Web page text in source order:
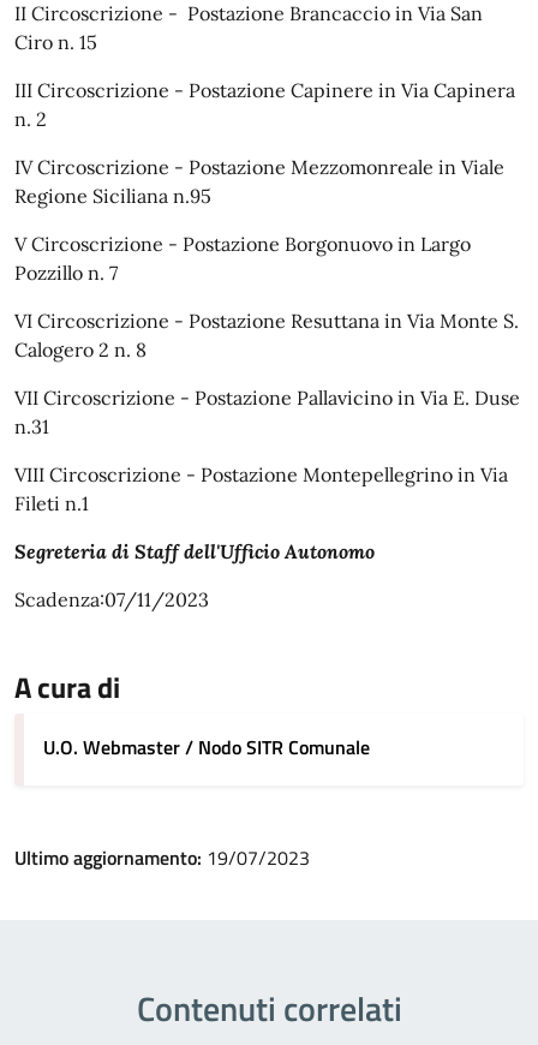
II Circoscrizione - Postazione Brancaccio in Via San
Ciro n. 15
III Circoscrizione - Postazione Capinere in Via Capinera
n. 2
IV Circoscrizione - Postazione Mezzomonreale in Viale
Regione Siciliana n.95
V Circoscrizione - Postazione Borgonuovo in Largo
Pozzillo n. 7
VI Circoscrizione - Postazione Resuttana in Via Monte S.
Calogero 2 n. 8
VII Circoscrizione - Postazione Pallavicino in Via E. Duse
n.31
VIII Circoscrizione - Postazione Montepellegrino in Via
Fileti n.1
Segreteria di Staff dell'Ufficio Autonomo
Scadenza:07/11/2023
A cura di
U.O. Webmaster / Nodo SITR Comunale
Ultimo aggiornamento: 19/07/2023
Contenuti correlati